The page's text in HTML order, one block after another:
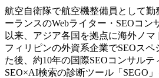
航空自衛隊で航空機整備員として勤
ーランスのWebライター・SEOコン
以来、アジア各国を拠点に海外ノマ
フィリピンの外資系企業でSEOス
た後、約10年の国際SEOコンサルテ
SEO×AI検索の診断ツール「SEGO